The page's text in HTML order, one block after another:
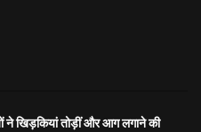
ने खिड़कियां तोड़ीं और आग लगाने की